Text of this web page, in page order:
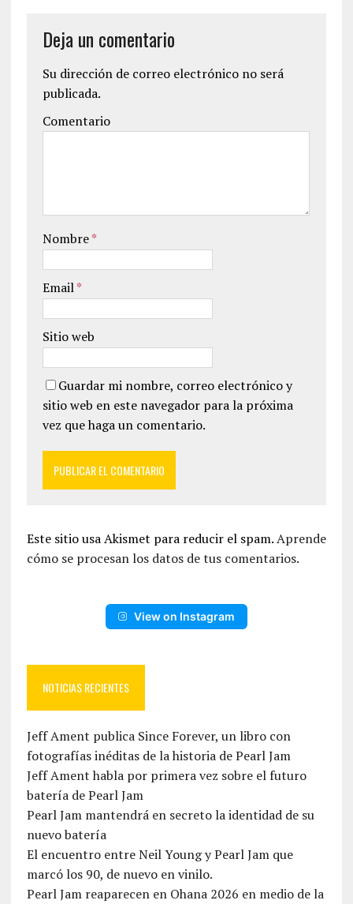
Deja un comentario
Su dirección de correo electrónico no será
publicada.
Comentario
Nombre*
Email*
Sitio web
Guardar mi nombre, correo electrónico y
sitio web en este navegador para la próxima
vez que haga un comentario.
Este sitio usa Akismet para reducir el spam.Aprende
cómo se procesan los datos de tus comentarios.
View on Instagram
NOTICIAS RECIENTES
Jeff Ament publica Since Forever, un libro con
fotografías inéditas de la historia de Pearl Jam
Jeff Ament habla por primera vez sobre el futuro
batería de Pearl Jam
Pearl Jam mantendrá en secreto la identidad de su
nuevo batería
El encuentro entre Neil Young y Pearl Jam que
marcó los 90, de nuevo en vinilo.
Pearl Jam reaparecen en Ohana 2026 en medio de la